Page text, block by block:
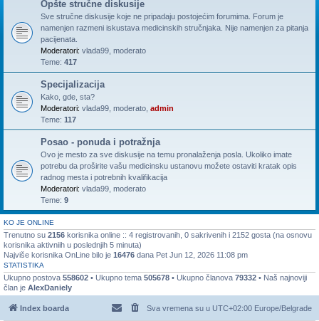
Opšte stručne diskusije
Sve stručne diskusije koje ne pripadaju postojećim forumima. Forum je
namenjen razmeni iskustava medicinskih stručnjaka. Nije namenjen za pitanja
pacijenata.
Moderatori: vlada99 moderato
Teme: 417
Specijalizacija
Kako, gde, sta?
Moderatori: vlada99 moderato admin
Teme: 117
Posao - ponuda i potražnja
Ovo je mesto za sve diskusije na temu pronalaženja posla. Ukoliko imate
potrebu da proširite vašu medicinsku ustanovu možete ostaviti kratak opis
radnog mesta i potrebnih kvalifikacija
Moderatori: vlada99 moderato
Teme: 9
KO JE ONLINE
Trenutno su 2156 korisnika online :: 4 registrovanih, 0 sakrivenih i 2152 gosta (na osnovu
korisnika aktivniih u poslednjih 5 minuta)
Najviše korisnika OnLine bilo je 16476 dana Pet Jun 12, 2026 11:08 pm
STATISTIKA
Ukupno postova 558602 • Ukupno tema 505678 • Ukupno članova 79332 • Naš najnoviji
član je AlexDaniely
Index boarda Sva vremena su u UTC+02:00 Europe/Belgrade